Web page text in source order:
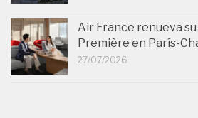
Air France renueva su
Première en París-
27/07/2026